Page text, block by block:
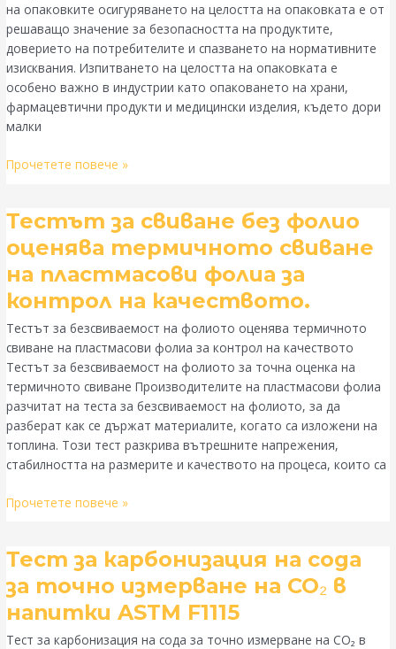
на опаковките осигуряването на целостта на опаковката е от
решаващо значение за безопасността на продуктите,
доверието на потребителите и спазването на нормативните
изисквания. Изпитването на целостта на опаковката е
особено важно в индустрии като опаковането на храни,
фармацевтични продукти и медицински изделия, където дори
малки
ASTM
D
3078
за
откриване
течове
Прочетете повече »
Тестът за свиване без фолио
оценява термичното свиване
на пластмасови фолиа за
контрол на качеството.
Тестът за безсвиваемост на фолиото оценява термичното
свиване на пластмасови фолиа за контрол на качеството
Тестът за безсвиваемост на фолиото за точна оценка на
термичното свиване Производителите на пластмасови фолиа
разчитат на теста за безсвиваемост на фолиото, за да
разберат как се държат материалите, когато са изложени на
топлина. Този тест разкрива вътрешните напрежения,
стабилността на размерите и качеството на процеса, които са
Тестът
свиване
без
фолио
термичното
свиване
на
пластмасови
фолиа
за
контрол
на
Прочетете повече »
Тест за карбонизация на сода
за точно измерване на CO₂ в
напитки ASTM F1115
Тест за карбонизация на сода за точно измерване на CO₂ в
Тест
карбонизация
на
сода